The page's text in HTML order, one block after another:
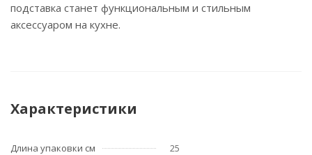
подставка станет функциональным и стильным
аксессуаром на кухне.
Характеристики
Длина упаковки см
25